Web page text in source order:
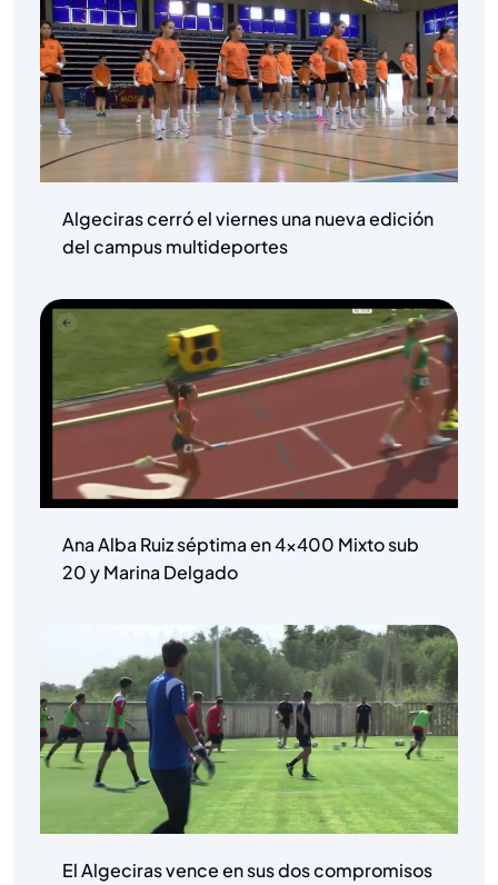
Algeciras cerró el viernes una nueva edición
del campus multideportes
Ana Alba Ruiz séptima en 4×400 Mixto sub
20 y Marina Delgado
El Algeciras vence en sus dos compromisos